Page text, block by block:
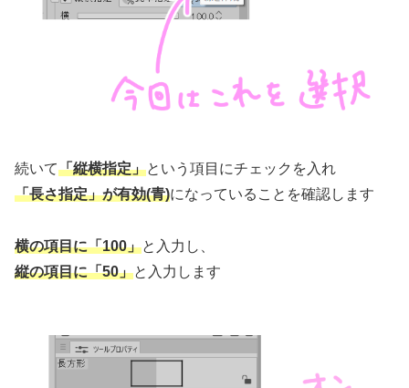
続いて「縦横指定」という項目にチェックを入れ
「長さ指定」が有効(青)になっていることを確認します
横の項目に「100」と入力し、
縦の項目に「50」と入力します